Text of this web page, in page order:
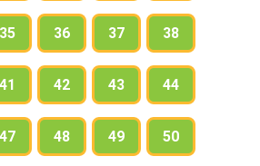
35 36 37 38
41 42 43 44
47 48 49 50